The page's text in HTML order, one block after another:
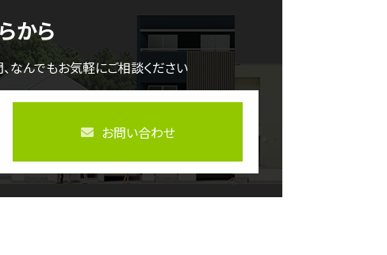
から
なんでもお気軽にご相談ください
お問い合わせ